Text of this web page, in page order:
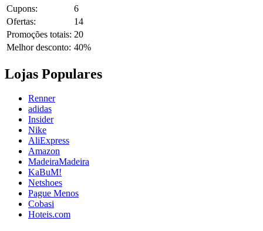
Cupons:
6
Ofertas:
14
Promoções totais: 20
Melhor desconto: 40%
Lojas Populares
Renner
adidas
Insider
Nike
AliExpress
Amazon
MadeiraMadeira
KaBuM!
Netshoes
Pague Menos
Cobasi
Hoteis.com